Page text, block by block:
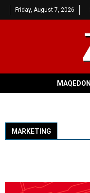
Friday, August 7, 2026
MAQEDONI
MARKETING